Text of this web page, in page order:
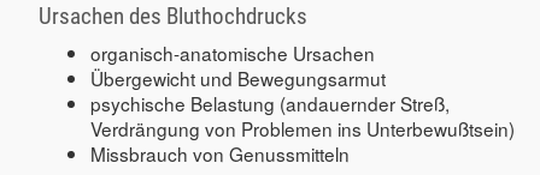
Ursachen des Bluthochdrucks
organisch-anatomische Ursachen
Übergewicht und Bewegungsarmut
psychische Belastung (andauernder Streß,
Verdrängung von Problemen ins Unterbewußtsein)
Missbrauch von Genussmitteln